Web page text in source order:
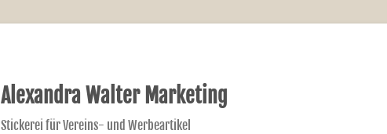
Alexandra Walter Marketing
Stickerei für Vereins- und Werbeartikel